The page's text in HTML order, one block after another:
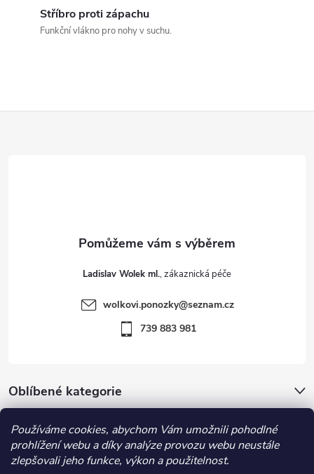
Používáme cookies, abychom Vám umožnili pohodlné
prohlížení webu a díky analýze provozu webu neustále
zlepšovali jeho funkce, výkon a použitelnost.
ý
Stříbro proti zápachu
Funkční vlákno pro nohy v suchu.
Oblíbené kategorie
Důležité informace
Ladislav Wolek ml.
wolkovi.ponozky@seznam.cz
739 883 981